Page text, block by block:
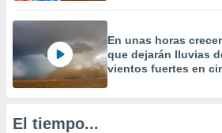
e
mediante
publicidad
En unas horas
que dejarán lluvias
vientos fuertes en
El tiempo...